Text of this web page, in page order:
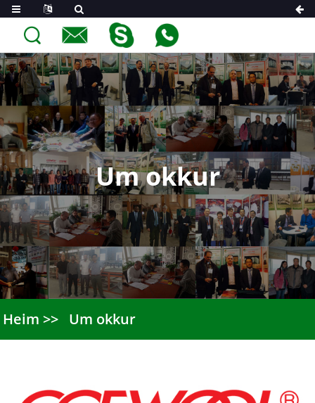
Um okkur
Heim Um okkur